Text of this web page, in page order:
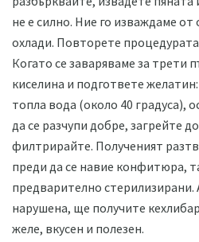
не е силно. Ние го изваждаме от
охлади. Повторете
Когато се заваряваме за трети
киселина и подгответе
топла вода (около 40 градуса),
да се разчупи добре, загрейте
филтрирайте. Полученият
преди да се навие конфитюра,
предварително стерилизирани.
нарушена, ще получите
желе, вкусен и полезен.